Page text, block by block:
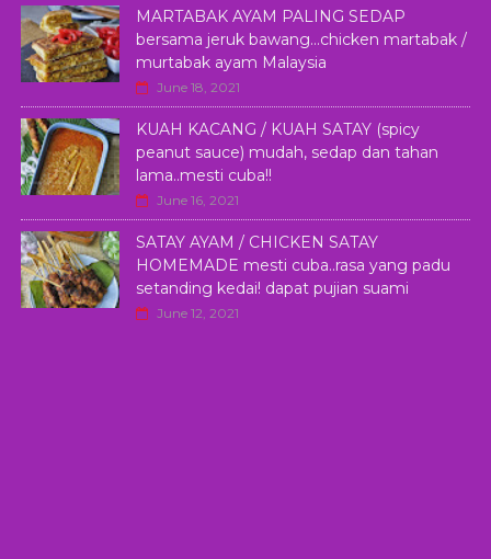
MARTABAK AYAM PALING SEDAP
bersama jeruk bawang...chicken martabak /
murtabak ayam Malaysia
June 18, 2021
KUAH KACANG / KUAH SATAY (spicy
peanut sauce) mudah, sedap dan tahan
lama..mesti cuba!!
June 16, 2021
SATAY AYAM / CHICKEN SATAY
HOMEMADE mesti cuba..rasa yang padu
setanding kedai! dapat pujian suami
June 12, 2021